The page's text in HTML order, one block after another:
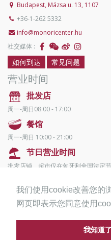
我们使用cookie改善您的
网页即表示您同意使用
我知道了
Budapest, Mázsa u. 13, 1107
+36-1-262 5332
info@monoricenter.hu
社交媒体 :
如何到达 常见问题
营业时间
批发店
周一-周日08:00 - 17:00
餐馆
周一-周日 10:00 - 21:00
节日营业时间
批发店铺、超市仅在匈牙利全国法定
© 2011-2026
隐私政策